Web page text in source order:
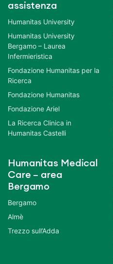
assistenza
Humanitas University
Humanitas University
Bergamo – Laurea
Infermieristica
Fondazione Humanitas per la
Ricerca
Fondazione Humanitas
Fondazione Ariel
La Ricerca Clinica in
Humanitas Castelli
Humanitas Medical
Care – area
Bergamo
Bergamo
Almè
Trezzo sull’Adda